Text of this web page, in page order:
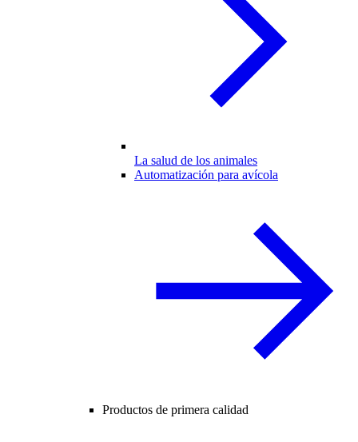
La salud de los animales
Automatización para avícola
Productos de primera calidad